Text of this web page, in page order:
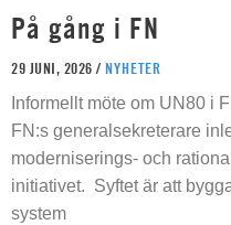
På gång i FN
29 JUNI, 2026 / NYHETER
Informellt möte om UN80 i
FN:s generalsekreterare
moderniserings- och
initiativet. Syftet är att
system